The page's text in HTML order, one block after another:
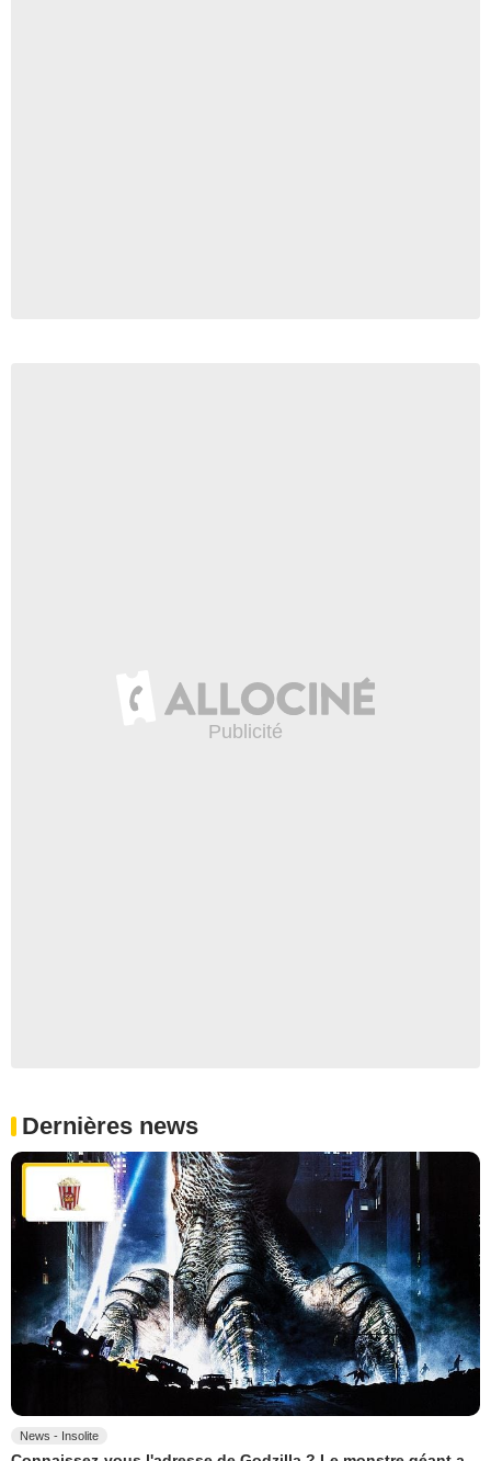
Dernières news
News - Insolite